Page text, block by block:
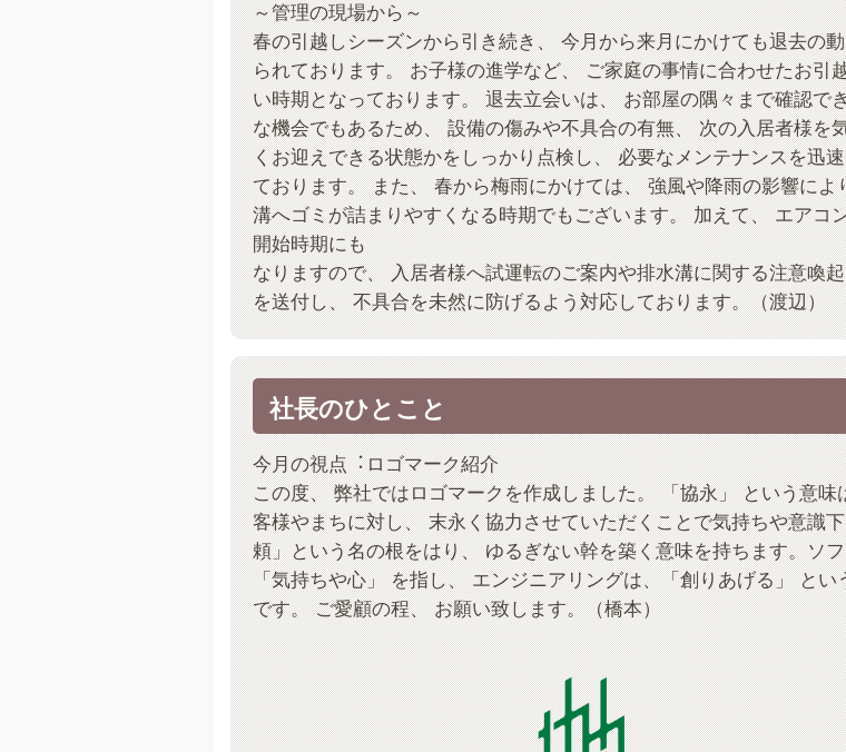
～管理の現場から～
春の引越しシーズンから引き続き、 今月から来月にかけても退去の
られております。 お子様の進学など、 ご家庭の事情に合わせたお引
い時期となっております。 退去立会いは、 お部屋の隅々まで確認で
な機会でもあるため、 設備の傷みや不具合の有無、 次の入居者様を
くお迎えできる状態かをしっかり点検し、 必要なメンテナンスを迅
ております。 また、 春から梅雨にかけては、 強風や降雨の影響によ
溝へゴミが詰まりやすくなる時期でもございます。 加えて、 エアコ
開始時期にも
なりますので、 入居者様へ試運転のご案内や排水溝に関する注意喚
を送付し、 不具合を未然に防げるよう対応しております。（渡辺）
社長のひとこと
今月の視点︓ロゴマーク紹介
この度、 弊社ではロゴマークを作成しました。 「協永」 という意味
客様やまちに対し、 末永く協力させていただくことで気持ちや意識
頼」という名の根をはり、 ゆるぎない幹を築く意味を持ちます。ソ
「気持ちや心」 を指し、 エンジニアリングは、「創りあげる」 とい
です。 ご愛顧の程、 お願い致します。（橋本）